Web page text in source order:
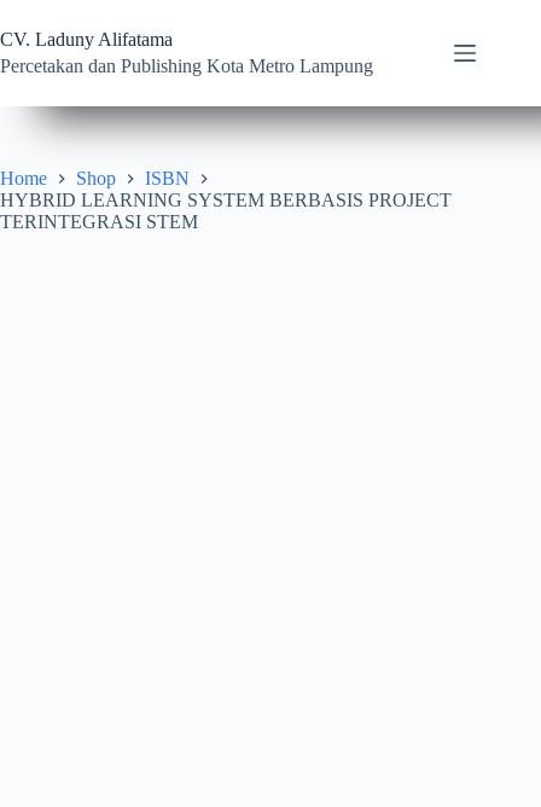
to
content
CV. Laduny Alifatama
Percetakan dan Publishing Kota Metro Lampung
Home Shop
ISBN
HYBRID LEARNING SYSTEM BERBASIS PROJECT
TERINTEGRASI STEM